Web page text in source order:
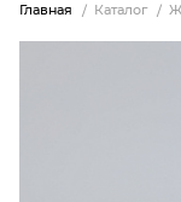
Главная Каталог